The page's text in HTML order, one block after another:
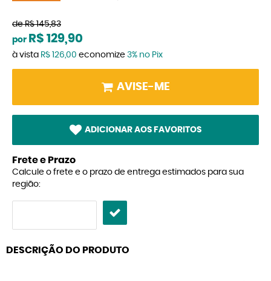
de R$ 145,83
por R$ 129,90
à vista R$ 126,00 economize 3% no Pix
AVISE-ME
ADICIONAR AOS FAVORITOS
Frete e Prazo
Calcule o frete e o prazo de entrega estimados para sua
região:
DESCRIÇÃO DO PRODUTO